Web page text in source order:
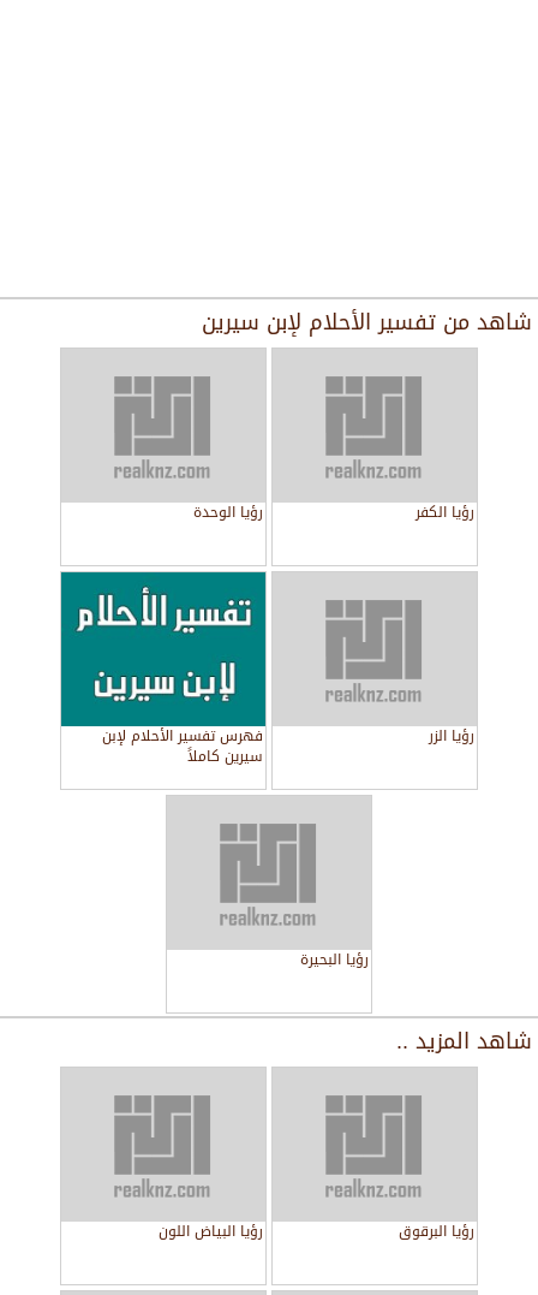
شاهد من تفسير الأحلام لإبن سيرين
رؤيا الكفر رؤيا الوحدة
رؤيا الزر فهرس تفسير الأحلام لإبن
سيرين كاملاً
رؤيا البحيرة
شاهد المزيد ..
رؤيا البرقوق رؤيا البياض اللون